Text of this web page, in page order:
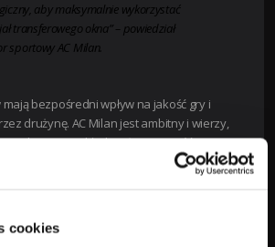
cookies
aby maksymalnie wykorzystać
transferowego okna” – powiedział
sportowy AC Milan.
bezpośredni wpływ na jakość gry i
drużynę. AC Milan jest ambitny i wierzy,
skład może przynieść
poziomie krajowym, jak i europejskim.
rynek transferowy, poszukując okazji do